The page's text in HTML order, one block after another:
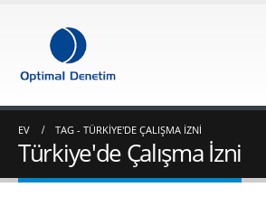
EV TAG - TÜRKIYE'DE ÇALIŞMA İZNI
Türkiye'de Çalışma İzni